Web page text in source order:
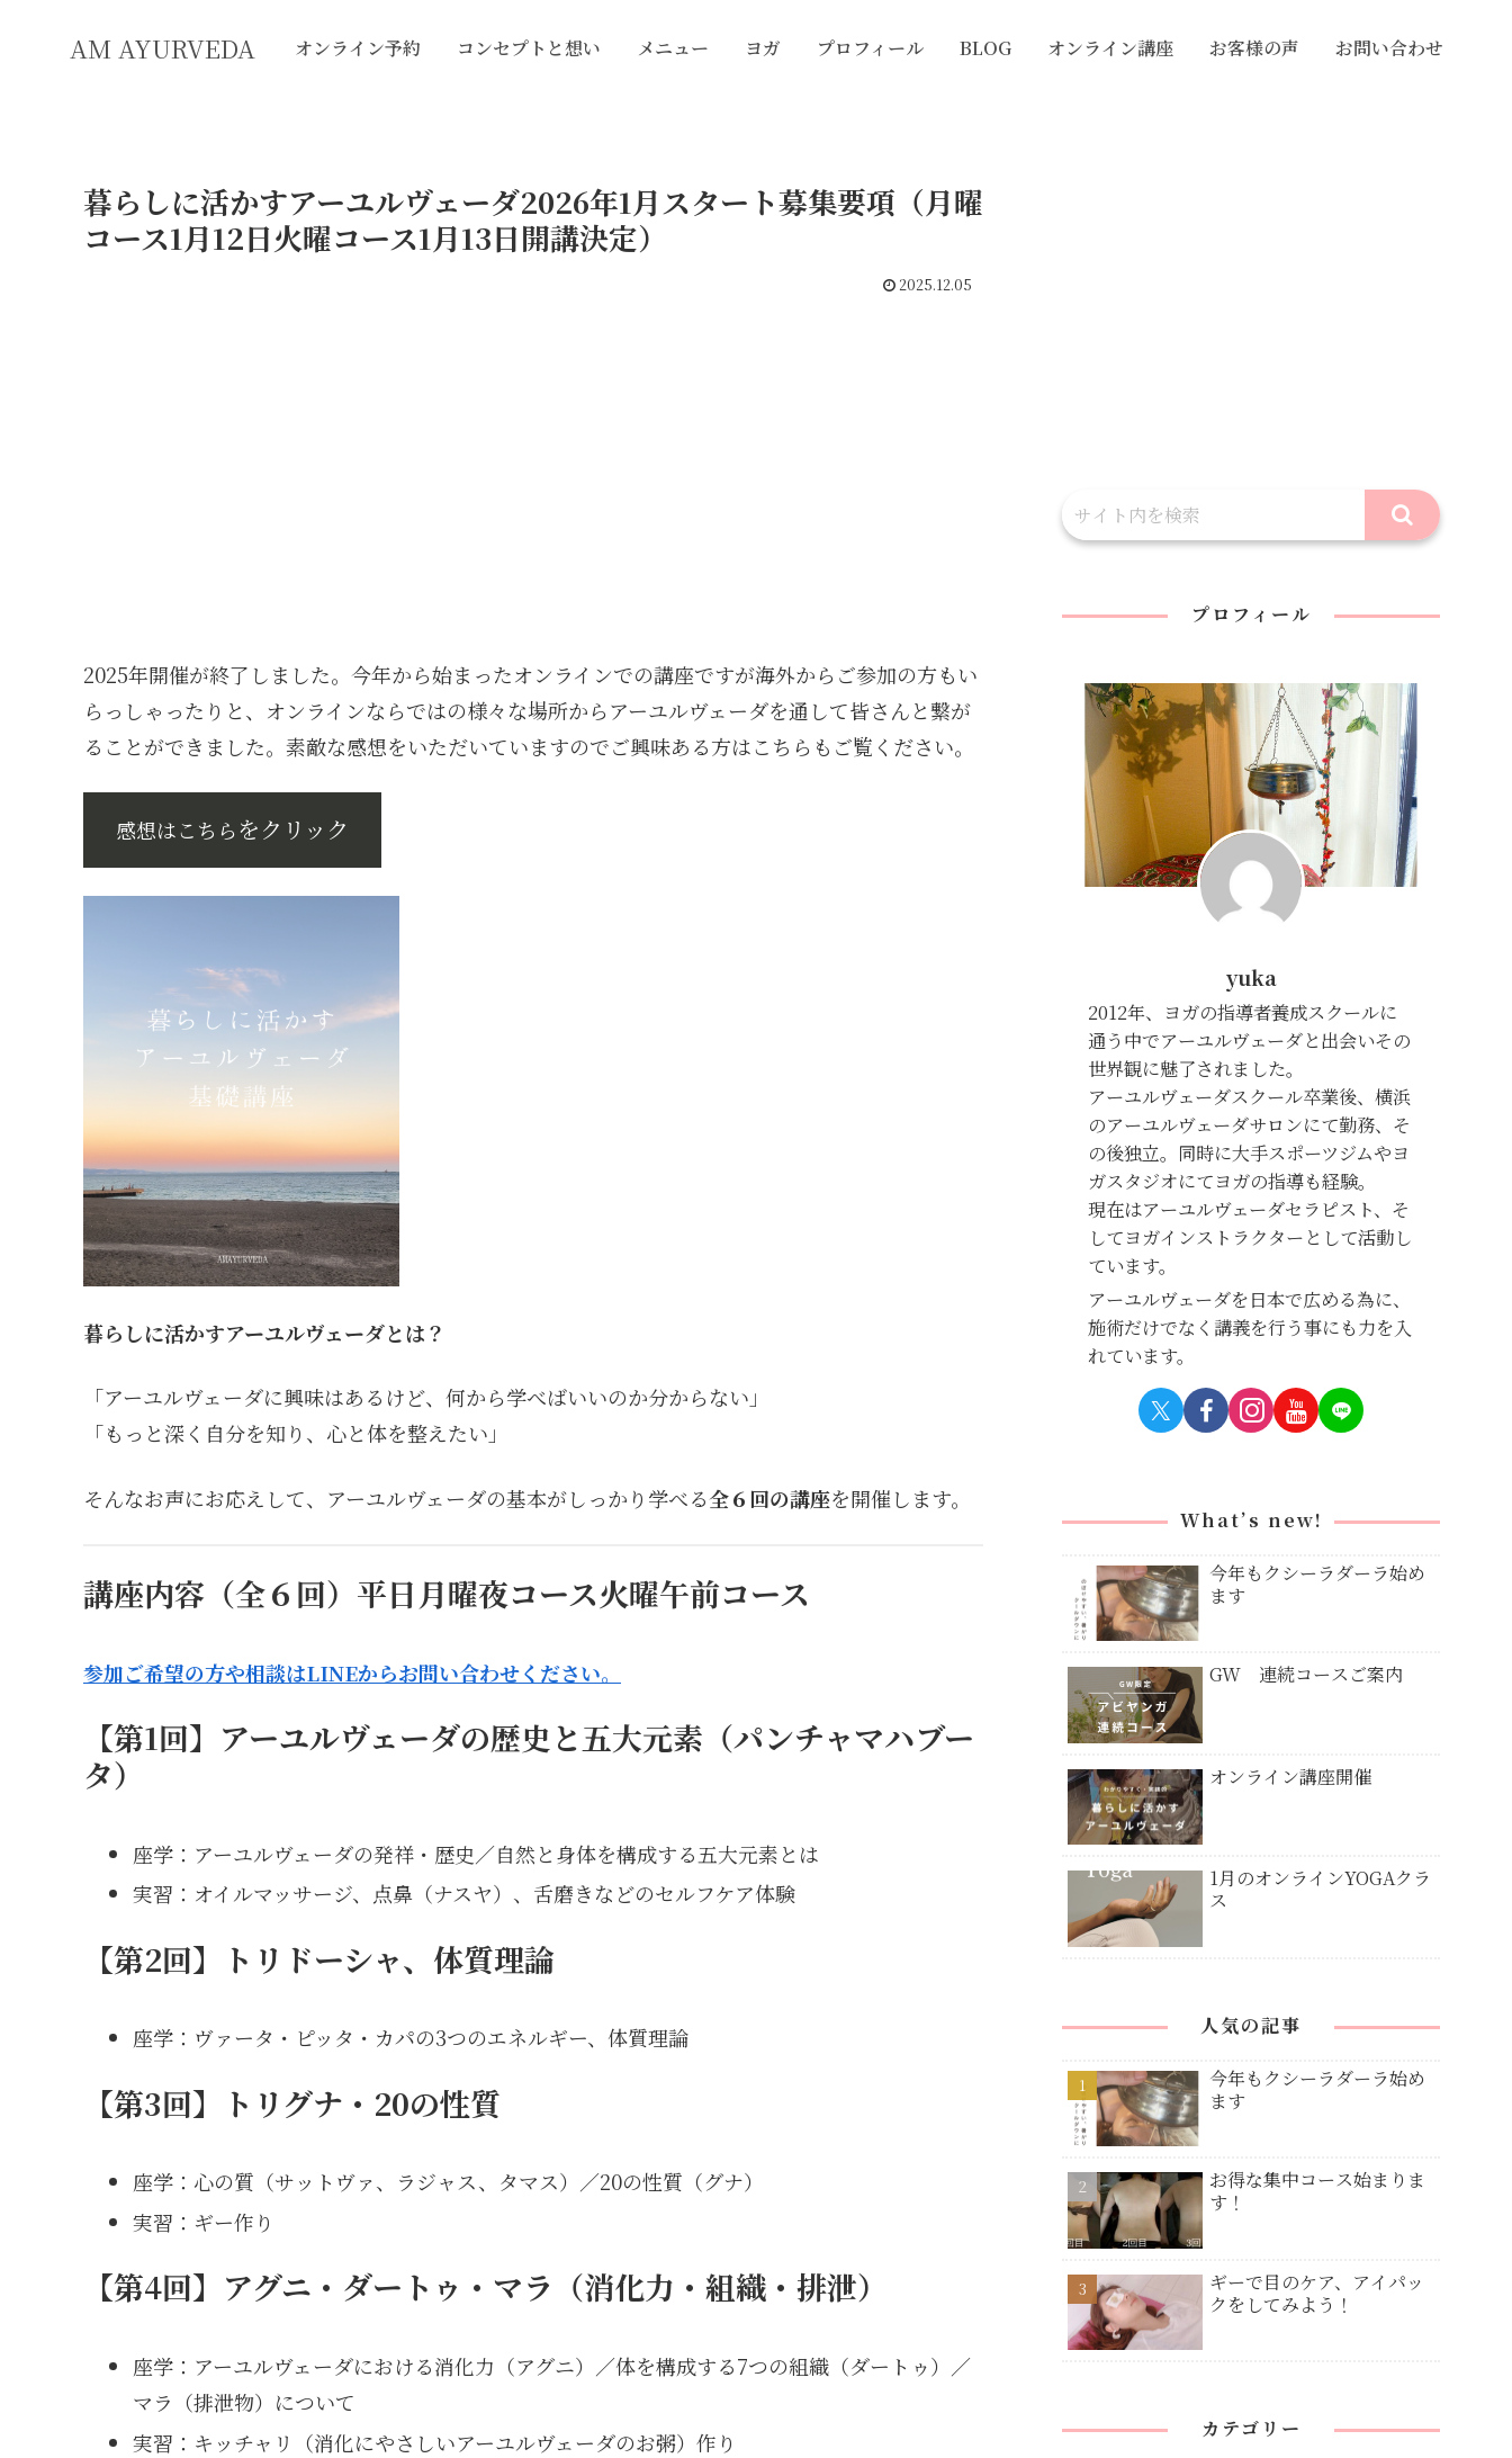
AM AYURVEDA オンライン予約 コンセプトと想い メニュー ヨガ プロフィール BLOG オンライン講座 お客様の声 お問い合わせ
暮らしに活かすアーユルヴェーダ2026年1月スタート募集要項（月曜
コース1月12日火曜コース1月13日開講決定）
2025.12.05
2025年開催が終了しました。今年から始まったオンラインでの講座ですが海外からご参加の方もい
らっしゃったりと、オンラインならではの様々な場所からアーユルヴェーダを通して皆さんと繋が
ることができました。素敵な感想をいただいていますのでご興味ある方はこちらもご覧ください。
感想はこちらをクリック
暮らしに活かすアーユルヴェーダとは？
「アーユルヴェーダに興味はあるけど、何から学べばいいのか分からない」
「もっと深く自分を知り、心と体を整えたい」
そんなお声にお応えして、アーユルヴェーダの基本がしっかり学べる全６回の講座を開催します。
講座内容（全６回）平日月曜夜コース火曜午前コース
参加ご希望の方や相談はLINEからお問い合わせください。
【第1回】アーユルヴェーダの歴史と五大元素（パンチャマハブー
タ）
座学：アーユルヴェーダの発祥・歴史／自然と身体を構成する五大元素とは
実習：オイルマッサージ、点鼻（ナスヤ）、舌磨きなどのセルフケア体験
【第2回】トリドーシャ、体質理論
座学：ヴァータ・ピッタ・カパの3つのエネルギー、体質理論
【第3回】トリグナ・20の性質
座学：心の質（サットヴァ、ラジャス、タマス）／20の性質（グナ）
実習：ギー作り
【第4回】アグニ・ダートゥ・マラ（消化力・組織・排泄）
座学：アーユルヴェーダにおける消化力（アグニ）／体を構成する7つの組織（ダートゥ）／
マラ（排泄物）について
実習：キッチャリ（消化にやさしいアーユルヴェーダのお粥）作り
プロフィール
yuka
2012年、ヨガの指導者養成スクールに
通う中でアーユルヴェーダと出会いその
世界観に魅了されました。
アーユルヴェーダスクール卒業後、横浜
のアーユルヴェーダサロンにて勤務、そ
の後独立。同時に大手スポーツジムやヨ
ガスタジオにてヨガの指導も経験。
現在はアーユルヴェーダセラピスト、そ
してヨガインストラクターとして活動し
ています。
アーユルヴェーダを日本で広める為に、
施術だけでなく講義を行う事にも力を入
れています。
What’s new!
今年もクシーラダーラ始め
ます
GW 連続コースご案内
オンライン講座開催
1月のオンラインYOGAクラ
ス
人気の記事
今年もクシーラダーラ始め
ます
お得な集中コース始まりま
す！
ギーで目のケア、アイパッ
クをしてみよう！
カテゴリー